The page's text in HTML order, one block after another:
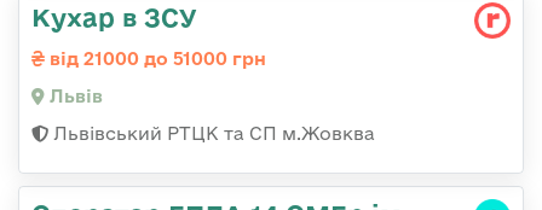
Кухар в ЗСУ
від 21000 до 51000 грн
Львів
Львівський РТЦК та СП м.Жовква